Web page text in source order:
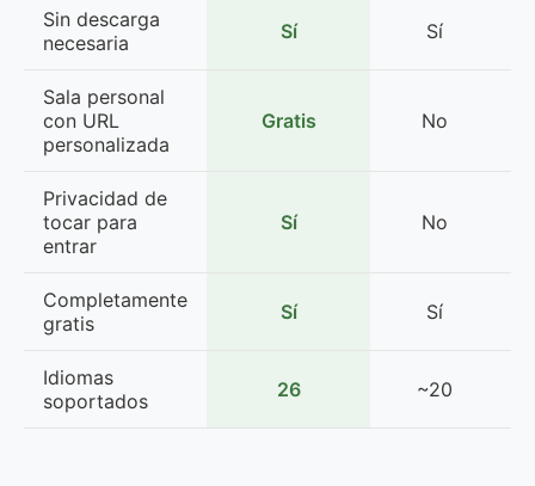
Sin descarga
necesaria
Sí Sí
Sala personal
con URL
personalizada
Gratis No
Privacidad de
tocar para
entrar
Sí No
Completamente
gratis
Sí Sí
Idiomas
soportados
26 ~20